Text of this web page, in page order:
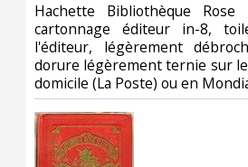
‎Hachette Bibliothèque
cartonnage éditeur in-8,
l'éditeur, légèrement
dorure légèrement ternie sur
domicile (La Poste) ou en